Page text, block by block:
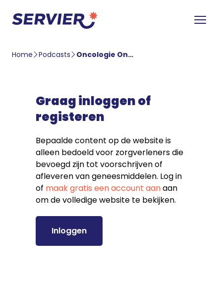
Home Podcasts Oncologie Onderweg 25: Chemotherapie geïnduceerde perifere neuropathie (CIPN) – Tonneke Beijers
Graag inloggen of
registeren
Bepaalde content op de website is
alleen bedoeld voor zorgverleners die
bevoegd zijn tot voorschrijven of
afleveren van geneesmiddelen. Log in
of maak gratis een account aanaan
om de volledige website te bekijken.
Inloggen